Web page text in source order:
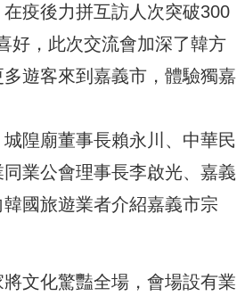
疫後力拼互訪人次突破300
好，此次交流會加深了韓方
遊客來到嘉義市，體驗獨嘉
隍廟董事長賴永川、中華民
業公會理事長李啟光、嘉義
國旅遊業者介紹嘉義市宗
文化驚豔全場，會場設有業